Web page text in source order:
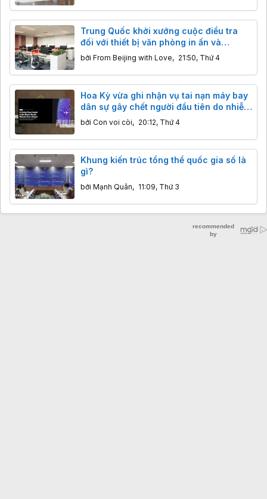
Trung Quốc khởi xướng cuộc điều tra
đối với thiết bị văn phòng in ấn và
photocopy nhập khẩu
bởi From Beijing with Love, 21:50, Thứ 4
Hoa Kỳ vừa ghi nhận vụ tai nạn máy bay
dân sự gây chết người đầu tiên do nhiễu
sóng GPS quân sự
bởi Con voi còi, 20:12, Thứ 4
Khung kiến trúc tổng thể quốc gia số là
gì?
bởi Mạnh Quân, 11:09, Thứ 3